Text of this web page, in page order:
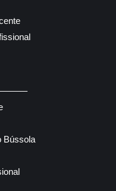
Bússola